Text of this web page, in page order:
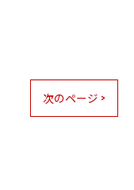
次のページ >